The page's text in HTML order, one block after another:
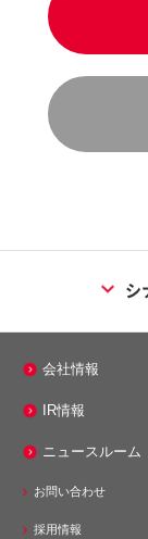
シ
エネルギー事業
株式会社ミノ
会社情報
IR情報
ニュースルーム
お問い合わせ
採用情報